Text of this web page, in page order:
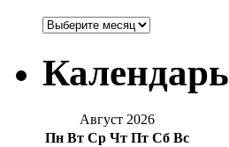
Архивы
Календарь
Август 2026
Пн Вт Ср Чт Пт Сб Вс